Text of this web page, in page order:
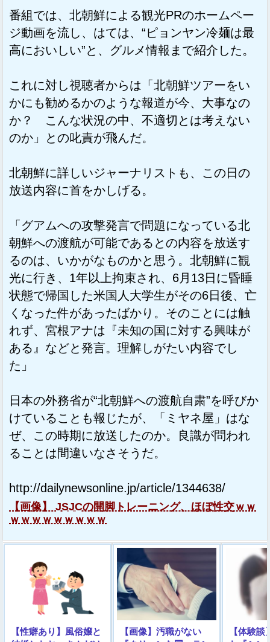
番組では、北朝鮮による観光PRのホームペー
ジ動画を流し、はては、“ピョンヤン冷麺は最
高においしい”と、グルメ情報まで紹介した。
これに対し視聴者からは「北朝鮮ツアーをい
かにも勧めるかのような報道が今、大事なの
か？ こんな状況の中、不適切とは考えない
のか」との叱責が飛んだ。
北朝鮮に詳しいジャーナリストも、この日の
放送内容に首をかしげる。
「グアムへの攻撃発言で問題になっている北
朝鮮への渡航が可能であるとの内容を放送す
るのは、いかがなものかと思う。北朝鮮に観
光に行き、1年以上拘束され、6月13日に昏睡
状態で帰国した米国人大学生がその6日後、亡
くなった件があったばかり。そのことには触
れず、宮根アナは『未知の国に対する興味が
ある』などと発言。理解しがたい内容でし
た」
日本の外務省が“北朝鮮への渡航自粛”を呼びか
けていることも報じたが、「ミヤネ屋」はな
ぜ、この時期に放送したのか。良識が問われ
ることは間違いなさそうだ。
http://dailynewsonline.jp/article/1344638/
【画像】 JSJCの開脚トレーニング、ほぼ性交ｗｗ
ｗｗｗｗｗｗｗｗｗ
【性癖あり】風俗嬢と
【画像】汚職がない
【体験